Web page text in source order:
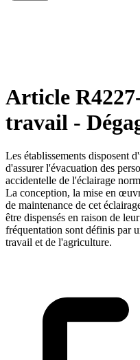
Article
travail -
Les établissements disposent
d'assurer l'évacuation des
accidentelle de l'éclairage
La conception, la mise en
de maintenance de cet
être dispensés en raison de
fréquentation sont définis par
travail et de l'agriculture.